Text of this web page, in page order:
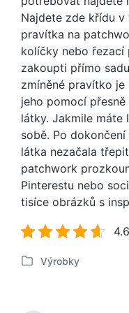
Najdete zde křídu
pravítka na
kolíčky nebo řezací
zakoupti přímo
zmíněné pravítko
jeho pomocí
látky. Jakmile máte
sobě. Po
látka nezačala
patchwork
Pinterestu nebo
tisíce obrázků s
P
Výrobky